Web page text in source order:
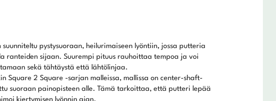
suunniteltu pystysuoraan, heilurimaiseen lyöntiin, jossa putteria
ranteiden sijaan. Suurempi pituus rauhoittaa tempoa ja voi
sekä tähtäystä että lähtölinjaa.
Square 2 Square -sarjan malleissa, mallissa on center-shaft-
suoraan painopisteen alle. Tämä tarkoittaa, että putteri lepää